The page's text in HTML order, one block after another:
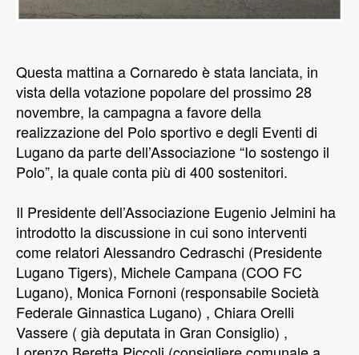
Questa mattina a Cornaredo è stata lanciata, in
vista della votazione popolare del prossimo 28
novembre, la campagna a favore della
realizzazione del Polo sportivo e degli Eventi di
Lugano da parte dell’Associazione “Io sostengo il
Polo”, la quale conta più di 400 sostenitori.
Il Presidente dell’Associazione Eugenio Jelmini ha
introdotto la discussione in cui sono interventi
come relatori Alessandro Cedraschi (Presidente
Lugano Tigers), Michele Campana (COO FC
Lugano), Monica Fornoni (responsabile Società
Federale Ginnastica Lugano) , Chiara Orelli
Vassere ( già deputata in Gran Consiglio) ,